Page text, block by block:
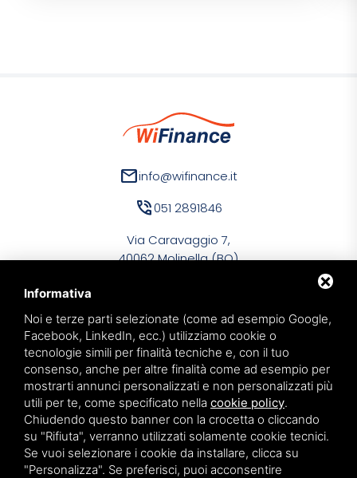
Informativa
Noi e terze parti selezionate (come ad esempio Google,
Facebook, LinkedIn, ecc.) utilizziamo cookie o
tecnologie simili per finalità tecniche e, con il tuo
consenso, anche per altre finalità come ad esempio per
mostrarti annunci personalizzati e non personalizzati più
utili per te, come specificato nella cookie policy.
Chiudendo questo banner con la crocetta o cliccando
su "Rifiuta", verranno utilizzati solamente cookie tecnici.
Se vuoi selezionare i cookie da installare, clicca su
"Personalizza". Se preferisci, puoi acconsentire
mailinfo@wifinance.it
phone_in_talk051 2891846
Via Caravaggio 7,
40062 Molinella (BO)
WiFinance Srl
PIVA 03134591209
Privacy policy
Sitemap